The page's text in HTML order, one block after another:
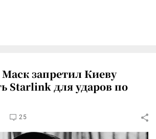
запретил Киеву
Starlink для ударов по
25